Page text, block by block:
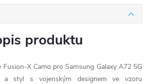
produktu
X Camo pro Samsung Galaxy A72 5G
a styl s vojenským designem ve vzoru